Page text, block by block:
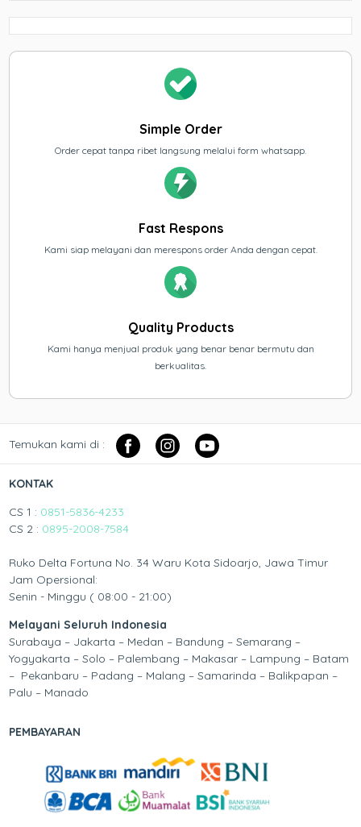
Simple Order
Order cepat tanpa ribet langsung melalui form whatsapp.
Fast Respons
Kami siap melayani dan merespons order Anda dengan cepat.
Quality Products
Kami hanya menjual produk yang benar benar bermutu dan
berkualitas.
Temukan kami di :
KONTAK
CS 1 : 0851-5836-4233
CS 2 : 0895-2008-7584
Ruko Delta Fortuna No. 34 Waru Kota Sidoarjo, Jawa Timur
Jam Opersional:
Senin - Minggu ( 08:00 - 21:00)
Melayani Seluruh Indonesia
Surabaya – Jakarta – Medan – Bandung – Semarang –
Yogyakarta – Solo – Palembang – Makasar – Lampung – Batam
– Pekanbaru – Padang – Malang – Samarinda – Balikpapan –
Palu – Manado
PEMBAYARAN